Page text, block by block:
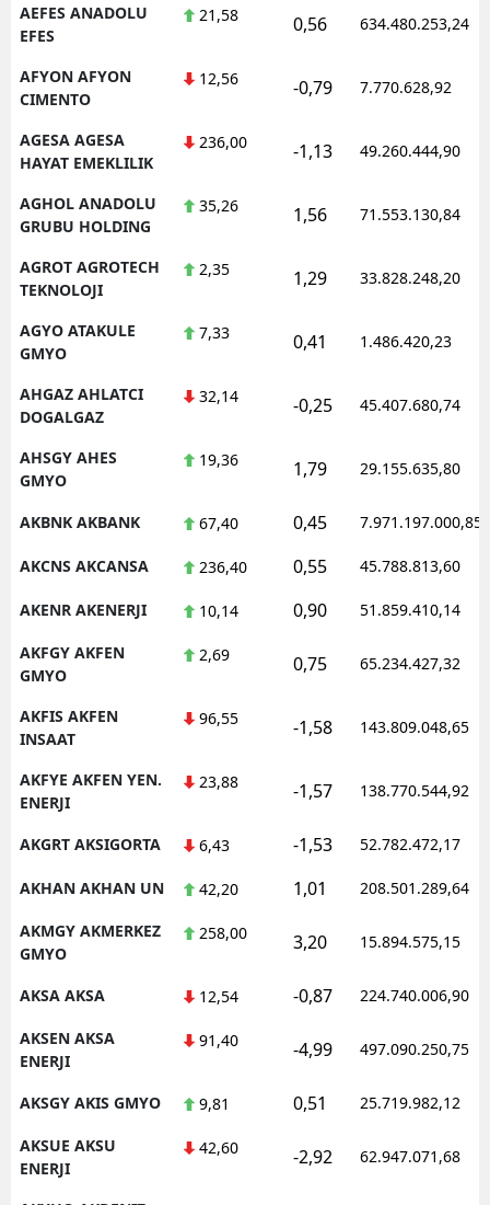
AEFES ANADOLU
EFES
21,58 0,56 634.480.253,24
AFYON AFYON
CIMENTO
12,56 -0,79 7.770.628,92
AGESA AGESA
HAYAT EMEKLILIK
236,00 -1,13 49.260.444,90
AGHOL ANADOLU
GRUBU HOLDING
35,26 1,56 71.553.130,84
AGROT AGROTECH
TEKNOLOJI
2,35 1,29 33.828.248,20
AGYO ATAKULE
GMYO
7,33 0,41 1.486.420,23
AHGAZ AHLATCI
DOGALGAZ
32,14 -0,25 45.407.680,74
AHSGY AHES
GMYO
19,36 1,79 29.155.635,80
AKBNK AKBANK 67,40 0,45 7.971.197.000,85
AKCNS AKCANSA 236,40 0,55 45.788.813,60
AKENR AKENERJI 10,14 0,90 51.859.410,14
AKFGY AKFEN
GMYO
2,69 0,75 65.234.427,32
AKFIS AKFEN
INSAAT
96,55 -1,58 143.809.048,65
AKFYE AKFEN YEN.
ENERJI
23,88 -1,57 138.770.544,92
AKGRT AKSIGORTA 6,43 -1,53 52.782.472,17
AKHAN AKHAN UN 42,20 1,01 208.501.289,64
AKMGY AKMERKEZ
GMYO
258,00 3,20 15.894.575,15
AKSA AKSA 12,54 -0,87 224.740.006,90
AKSEN AKSA
ENERJI
91,40 -4,99 497.090.250,75
AKSGY AKIS GMYO 9,81 0,51 25.719.982,12
AKSUE AKSU
ENERJI
42,60 -2,92 62.947.071,68